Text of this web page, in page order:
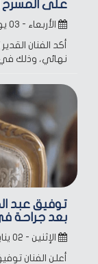
على
الأربعاء - ٠٣ يونيو ٢٠٢٦
أكد الفنان
نهائي، وذلك
توفيق عبد
بعد جراحة
الإثنين - ٠٢ يناير ٢٠٢٣
أعلن الفنان